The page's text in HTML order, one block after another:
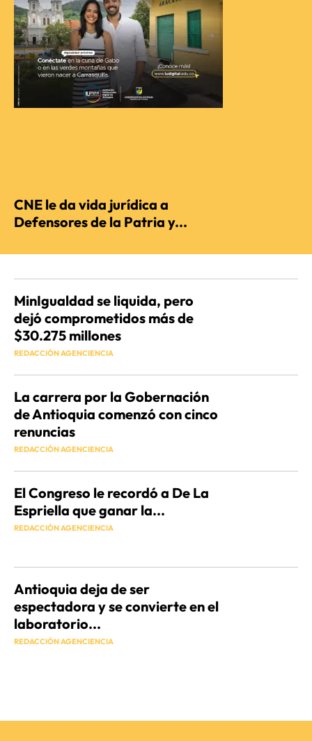
CNE le da vida jurídica a
Defensores de la Patria y...
MinIgualdad se liquida, pero
dejó comprometidos más de
$30.275 millones
REDACCIÓN AGENCIENCIA
La carrera por la Gobernación
de Antioquia comenzó con cinco
renuncias
REDACCIÓN AGENCIENCIA
El Congreso le recordó a De La
Espriella que ganar la...
REDACCIÓN AGENCIENCIA
Antioquia deja de ser
espectadora y se convierte en el
laboratorio...
REDACCIÓN AGENCIENCIA